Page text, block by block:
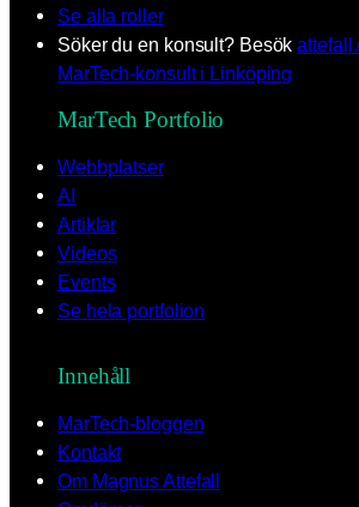
Se alla roller
Söker du en konsult? Besök
MarTech-konsult i Linköping
MarTech Portfolio
Webbplatser
AI
Artiklar
Videos
Events
Se hela portfolion
Innehåll
MarTech-bloggen
Kontakt
Om Magnus Attefall